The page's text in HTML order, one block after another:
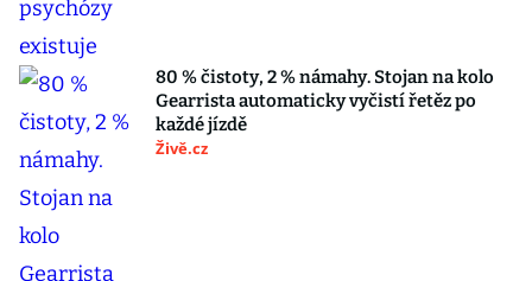
80 % čistoty, 2 % námahy. Stojan na kolo
Gearrista automaticky vyčistí řetěz po
každé jízdě
Živě.cz